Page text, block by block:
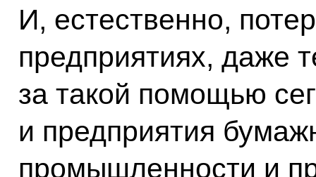
И, естественно,
предприятиях, даже
за такой помощью
и предприятия
промышленности и